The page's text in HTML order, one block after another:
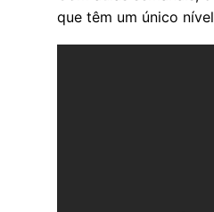
que têm um único